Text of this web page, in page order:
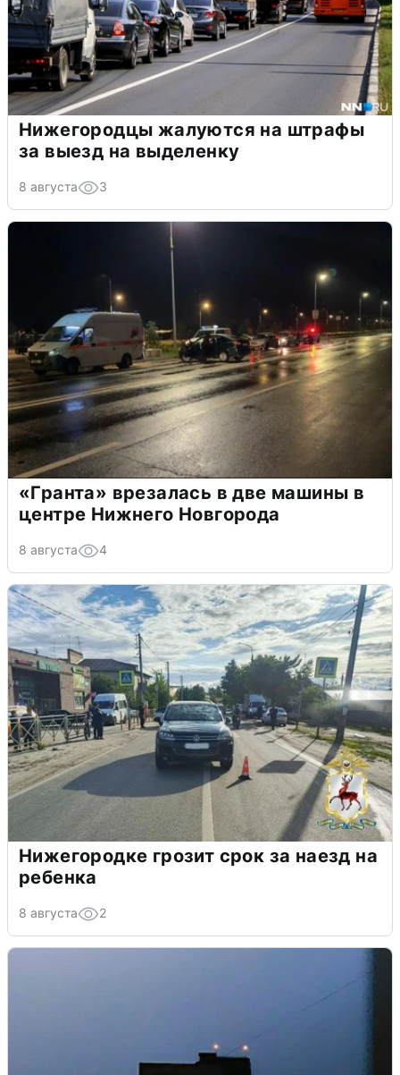
Нижегородцы жалуются на штрафы
за выезд на выделенку
8 августа 3
«Гранта» врезалась в две машины в
центре Нижнего Новгорода
8 августа 4
Нижегородке грозит срок за наезд на
ребенка
8 августа 2